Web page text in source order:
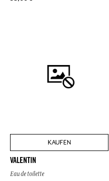
KAUFEN
VALENTIN
Eau de toilette